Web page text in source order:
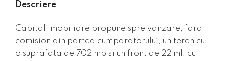
Descriere
Capital Imobiliare propune spre vanzare, fara
comision din partea cumparatorului, un teren cu
o suprafata de 702 mp si un front de 22 ml, cu